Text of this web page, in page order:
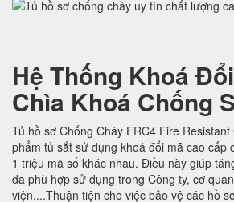
Hệ Thống Khoá
Chìa Khoá Chống
Tủ hồ sơ Chống Cháy FRC4 Fire
phẩm tủ sắt sử dụng khoá đổi mã cao cấp
1 triệu mã số khác nhau. Điều này giúp
đa phù hợp sử dụng trong Công ty, cơ
viện....Thuận tiện cho việc bảo vệ các hồ